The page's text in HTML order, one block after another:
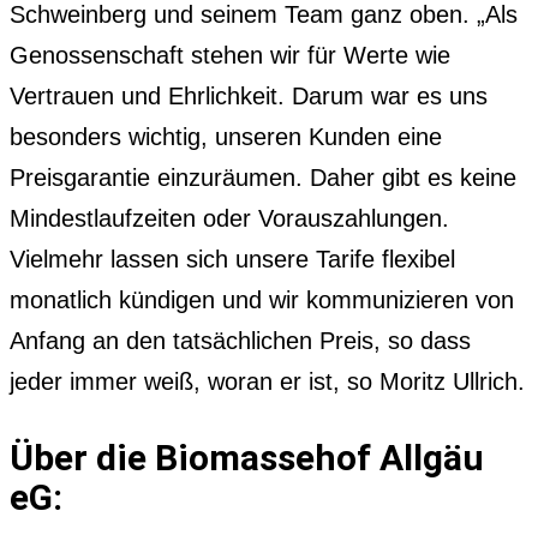
Schweinberg und seinem Team ganz oben. „Als
Genossenschaft stehen wir für Werte wie
Vertrauen und Ehrlichkeit. Darum war es uns
besonders wichtig, unseren Kunden eine
Preisgarantie einzuräumen. Daher gibt es keine
Mindestlaufzeiten oder Vorauszahlungen.
Vielmehr lassen sich unsere Tarife flexibel
monatlich kündigen und wir kommunizieren von
Anfang an den tatsächlichen Preis, so dass
jeder immer weiß, woran er ist, so Moritz Ullrich.
Über die Biomassehof Allgäu
eG: